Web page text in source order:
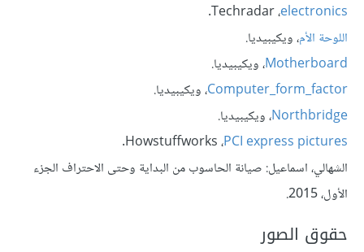
electronics،‏ Techradar.
اللوحة الأم، ويكيبيديا.
Motherboard، ويكيبيديا.
Computer_form_factor، ويكيبيديا.
Northbridge، ويكيبيديا.
PCI express pictures، ‏Howstuffworks.
الشهالي، اسماعيل: صيانة الحاسوب من البداية وحتى الاحتراف الجزء
الأول، 2015.
حقوق الصور